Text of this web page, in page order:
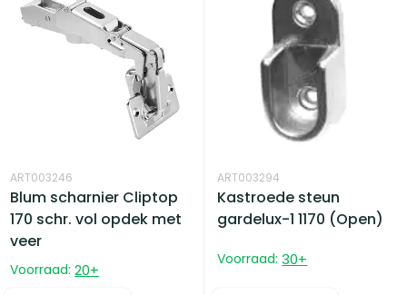
ART003246
Blum scharnier Cliptop
170 schr. vol opdek met
veer
Voorraad: 20+
ART003294
Kastroede steun
gardelux-1 1170 (Open)
Voorraad: 30+